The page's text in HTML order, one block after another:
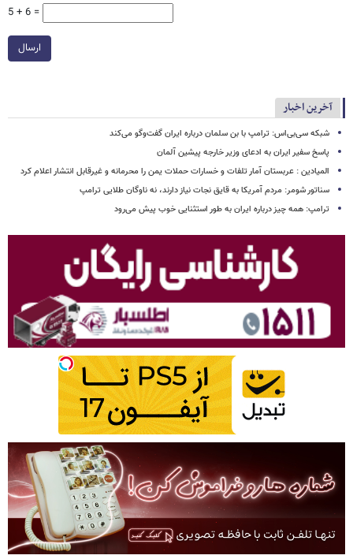
5 + 6 =
ارسال
آخرین اخبار
شبکه سی‌بی‌اس: ترامپ با بن سلمان درباره ایران گفت‌وگو می‌کند
پاسخ سفیر ایران به ادعای وزیر خارجه پیشین آلمان
المیادین : عربستان آمار تلفات و خسارات حملات یمن را محرمانه و غیرقابل انتشار اعلام کرد
سناتور شومر: مردم آمریکا به قایق نجات نیاز دارند، نه ناوگان طلایی ترامپ
ترامپ: همه چیز درباره ایران به طور استثنایی خوب پیش می‌رود